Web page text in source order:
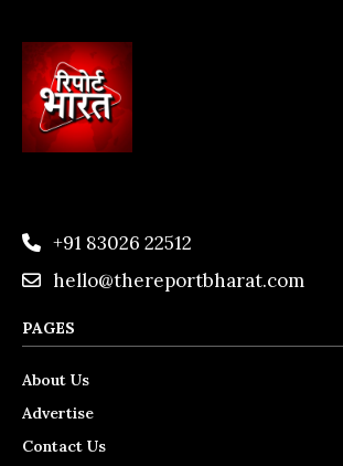
+91 83026 22512
hello@thereportbharat.com
PAGES
About Us
Advertise
Contact Us